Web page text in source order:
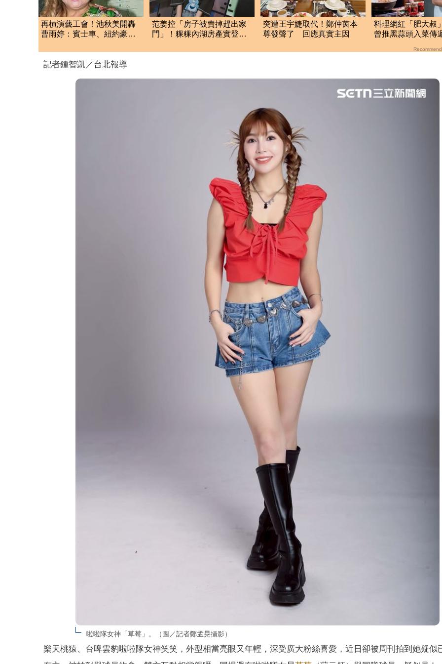
再槓演藝工會！池秋美開轟
曹雨婷：賓士車、紐約豪宅
范姜控「房子被賣掉趕出家
門」！粿粿內湖房產實登曝
突遭王宇婕取代！鄭仲茵本
尊發聲了 回應真實主因
料理網紅「肥大叔
曾推黑蒜頭入菜傳
記者鍾智凱／台北報導
啦啦隊女神「草莓」。（圖／記者鄭孟晃攝影）
樂天桃猿、台啤雲豹啦啦隊女神笑笑，外型相當亮眼又年輕，深受廣大粉絲喜愛，近日卻被周刊拍到她疑似